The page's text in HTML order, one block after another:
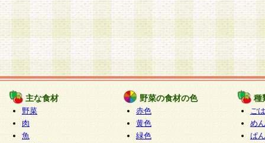
主な食材
野菜
肉
魚
野菜の食材の色
赤色
黄色
緑色
種
ご
めん
ぱん